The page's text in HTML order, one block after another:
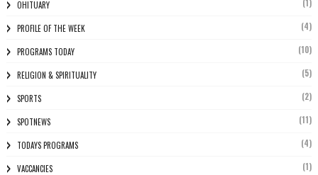
OHITUARY (1)
PROFILE OF THE WEEK (4)
PROGRAMS TODAY (10)
RELIGION & SPIRITUALITY (5)
SPORTS (2)
SPOTNEWS (11)
TODAYS PROGRAMS (4)
VACCANCIES (1)